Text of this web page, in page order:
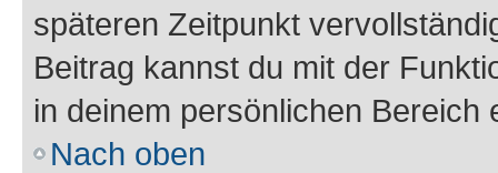
späteren Zeitpunkt
Beitrag kannst du mit der
in deinem persönlichen Bereich
Nach oben